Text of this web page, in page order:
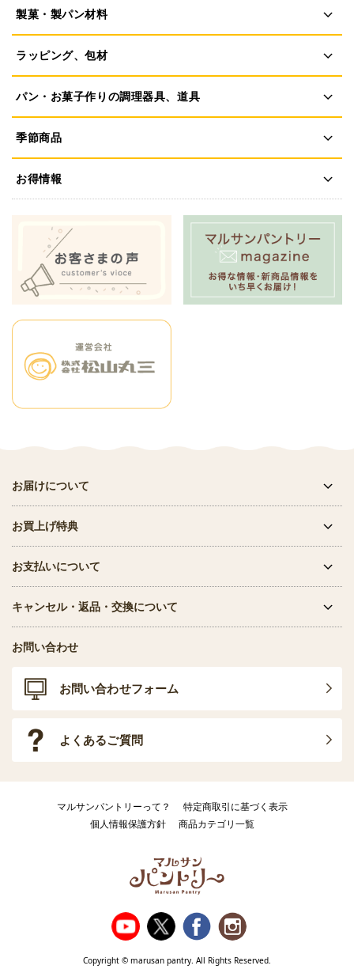
製菓・製パン材料
ラッピング、包材
パン・お菓子作りの調理器具、道具
季節商品
お得情報
お届けについて
お買上げ特典
お支払いについて
キャンセル・返品・交換について
お問い合わせ
お問い合わせフォーム
よくあるご質問
マルサンパントリーって？
特定商取引に基づく表示
個人情報保護方針
商品カテゴリ一覧
Copyright © marusan pantry. All Rights Reserved.